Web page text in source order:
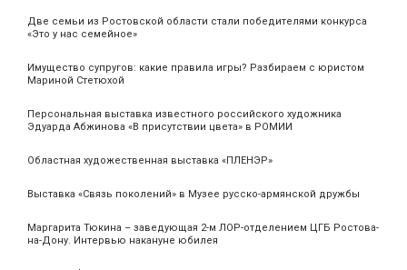
Две семьи из Ростовской области стали победителями конкурса
«Это у нас семейное»
Имущество супругов: какие правила игры? Разбираем с юристом
Мариной Стетюхой
Персональная выставка известного российского художника
Эдуарда Абжинова «В присутствии цвета» в РОМИИ
Областная художественная выставка «ПЛЕНЭР»
Выставка «Связь поколений» в Музее русско-армянской дружбы
Маргарита Тюкина – заведующая 2-м ЛОР-отделением ЦГБ Ростова-
на-Дону. Интервью накануне юбилея